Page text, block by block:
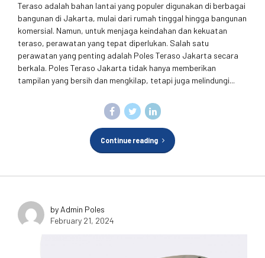
Teraso adalah bahan lantai yang populer digunakan di berbagai
bangunan di Jakarta, mulai dari rumah tinggal hingga bangunan
komersial. Namun, untuk menjaga keindahan dan kekuatan
teraso, perawatan yang tepat diperlukan. Salah satu
perawatan yang penting adalah Poles Teraso Jakarta secara
berkala. Poles Teraso Jakarta tidak hanya memberikan
tampilan yang bersih dan mengkilap, tetapi juga melindungi...
Continue reading
by Admin Poles
February 21, 2024